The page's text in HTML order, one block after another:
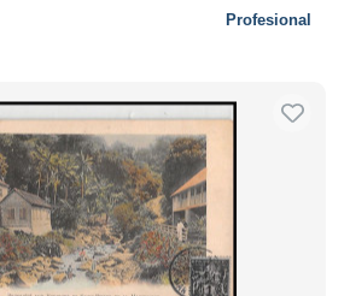
Profesional